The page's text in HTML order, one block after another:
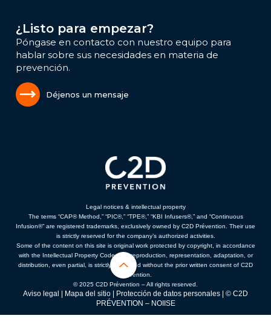
¿Listo para empezar?
Póngase en contacto con nuestro equipo para
hablar sobre sus necesidades en materia de
prevención.
Déjenos un mensaje
Legal notices & intellectual property
The terms “CAP® Method,” “PIC®,” “TPE®,” “KBI Infusers®,” and “Continuous
Infusion®” are registered trademarks, exclusively owned by C2D Prévention. Their use
is strictly reserved for the company’s authorized activities.
Some of the content on this site is original work protected by copyright, in accordance
with the Intellectual Property Code. Any reproduction, representation, adaptation, or
distribution, even partial, is strictly prohibited without the prior written consent of C2D
Prévention.
© 2025 C2D Prévention – All rights reserved.
Aviso legal Mapa del sitio Protección de datos personales | © C2D
PRÉVENTION – NOIISE